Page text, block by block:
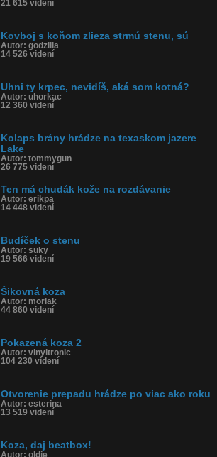
21 615 videní
Kovboj s koňom zlieza strmú stenu, sú
Autor: godzilla
14 526 videní
Uhni ty krpec, nevidíš, aká som kotná?
Autor: uhorkac
12 360 videní
Kolaps brány hrádze na texaskom jazere
Lake
Autor: tommygun
26 775 videní
Ten má chudák kože na rozdávanie
Autor: erikpa
14 448 videní
Budíček o stenu
Autor: suky
19 566 videní
Šikovná koza
Autor: moriak
44 860 videní
Pokazená koza 2
Autor: vinyltronic
104 230 videní
Otvorenie prepadu hrádze po viac ako roku
Autor: esterina
13 519 videní
Koza, daj beatbox!
Autor: oldie